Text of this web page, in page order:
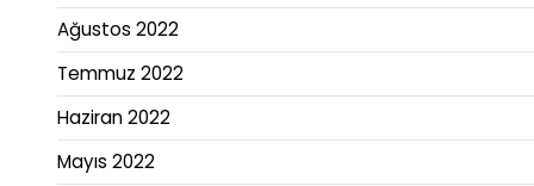
Ağustos 2022
Temmuz 2022
Haziran 2022
Mayıs 2022